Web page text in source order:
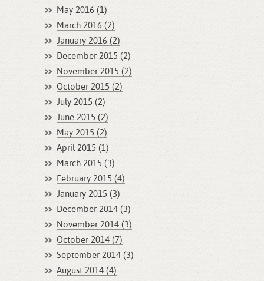
May 2016 (1)
March 2016 (2)
January 2016 (2)
December 2015 (2)
November 2015 (2)
October 2015 (2)
July 2015 (2)
June 2015 (2)
May 2015 (2)
April 2015 (1)
March 2015 (3)
February 2015 (4)
January 2015 (3)
December 2014 (3)
November 2014 (3)
October 2014 (7)
September 2014 (3)
August 2014 (4)